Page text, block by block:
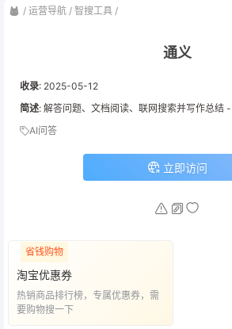
/ 运营导航 / 智搜工具 /
通义
收录: 2025-05-12
简述: 解答问题、文档阅读、联网搜索并写作总结
AI问答
立即访问
省钱购物
淘宝优惠券
热销商品排行榜，专属优惠券，需
要购物搜一下